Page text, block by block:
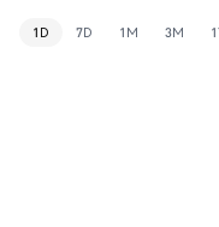
1D 7D 1M 3M